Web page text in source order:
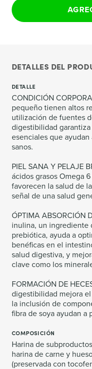
DETALLES DEL
DETALLE
CONDICIÓN
pequeño tienen altos
utilización de fuentes
digestibilidad
esenciales que
sanos.
PIEL SANA Y PELAJE
ácidos grasos Omega
favorecen la salud de
señal de una salud
ÓPTIMA ABSORCIÓN
inulina, un ingrediente
prebiótica, ayuda a
benéficas en el
salud digestiva, y
clave como los
FORMACIÓN DE
digestibilidad mejora
la inclusión de
fibra de soya ayudan a
COMPOSICIÓN
Harina de
harina de carne y
(preservada con